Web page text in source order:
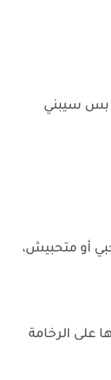
بس سيبني
أو متحبيش،
على الرخامة